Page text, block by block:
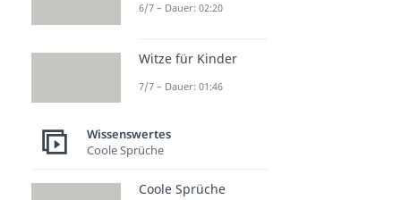
6/7 – Dauer: 02:20
Witze für Kinder
7/7 – Dauer: 01:46
Wissenswertes
Coole Sprüche
Coole Sprüche